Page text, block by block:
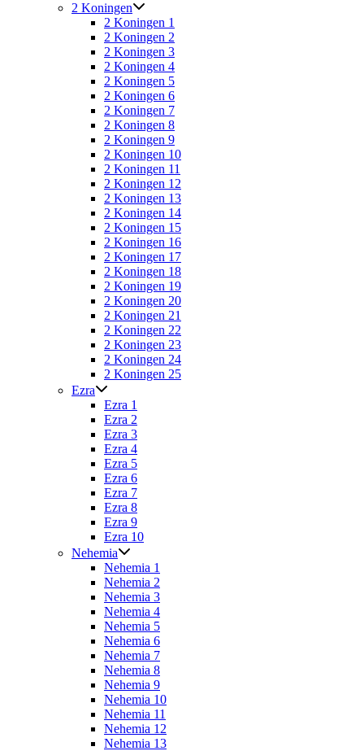
2 Koningen
2 Koningen 1
2 Koningen 2
2 Koningen 3
2 Koningen 4
2 Koningen 5
2 Koningen 6
2 Koningen 7
2 Koningen 8
2 Koningen 9
2 Koningen 10
2 Koningen 11
2 Koningen 12
2 Koningen 13
2 Koningen 14
2 Koningen 15
2 Koningen 16
2 Koningen 17
2 Koningen 18
2 Koningen 19
2 Koningen 20
2 Koningen 21
2 Koningen 22
2 Koningen 23
2 Koningen 24
2 Koningen 25
Ezra
Ezra 1
Ezra 2
Ezra 3
Ezra 4
Ezra 5
Ezra 6
Ezra 7
Ezra 8
Ezra 9
Ezra 10
Nehemia
Nehemia 1
Nehemia 2
Nehemia 3
Nehemia 4
Nehemia 5
Nehemia 6
Nehemia 7
Nehemia 8
Nehemia 9
Nehemia 10
Nehemia 11
Nehemia 12
Nehemia 13